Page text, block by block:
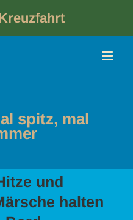
spitz, mal
und
halten